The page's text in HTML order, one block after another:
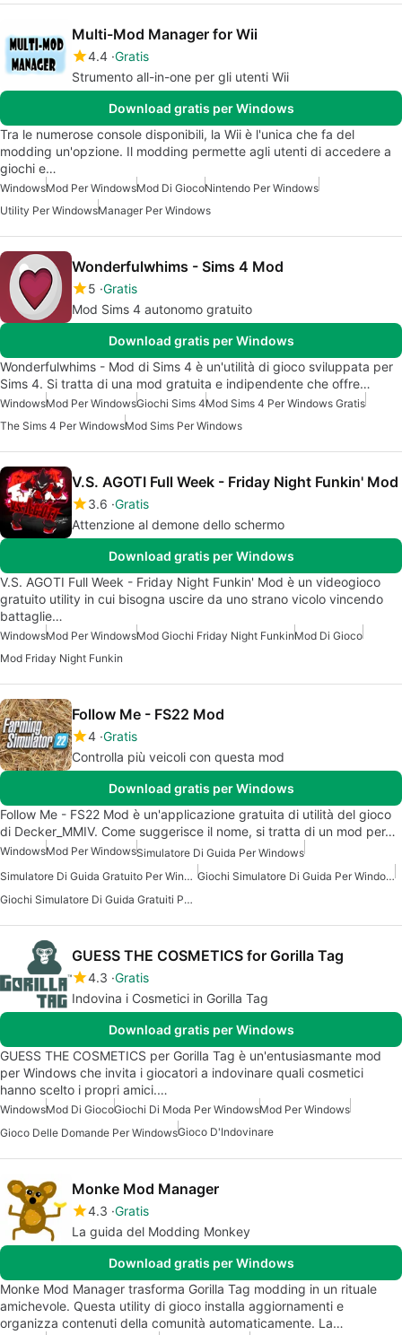
Multi-Mod Manager for Wii
4.4 Gratis
Strumento all-in-one per gli utenti Wii
Download gratis per Windows
Tra le numerose console disponibili, la Wii è l'unica che fa del
modding un'opzione. Il modding permette agli utenti di accedere a
giochi e…
WindowsMod Per WindowsMod Di GiocoNintendo Per Windows
Utility Per WindowsManager Per Windows
Wonderfulwhims - Sims 4 Mod
5 Gratis
Mod Sims 4 autonomo gratuito
Download gratis per Windows
Wonderfulwhims - Mod di Sims 4 è un'utilità di gioco sviluppata per
Sims 4. Si tratta di una mod gratuita e indipendente che offre…
WindowsMod Per WindowsGiochi Sims 4Mod Sims 4 Per Windows Gratis
The Sims 4 Per WindowsMod Sims Per Windows
V.S. AGOTI Full Week - Friday Night Funkin' Mod
3.6 Gratis
Attenzione al demone dello schermo
Download gratis per Windows
V.S. AGOTI Full Week - Friday Night Funkin' Mod è un videogioco
gratuito utility in cui bisogna uscire da uno strano vicolo vincendo
battaglie…
WindowsMod Per WindowsMod Giochi Friday Night FunkinMod Di Gioco
Mod Friday Night Funkin
Follow Me - FS22 Mod
4 Gratis
Controlla più veicoli con questa mod
Download gratis per Windows
Follow Me - FS22 Mod è un'applicazione gratuita di utilità del gioco
di Decker_MMIV. Come suggerisce il nome, si tratta di un mod per…
WindowsMod Per WindowsSimulatore Di Guida Per Windows
Simulatore Di Guida Gratuito Per Windows
Giochi Simulatore Di Guida Per Windows
Giochi Simulatore Di Guida Gratuiti Per Windows
GUESS THE COSMETICS for Gorilla Tag
4.3 Gratis
Indovina i Cosmetici in Gorilla Tag
Download gratis per Windows
GUESS THE COSMETICS per Gorilla Tag è un'entusiasmante mod
per Windows che invita i giocatori a indovinare quali cosmetici
hanno scelto i propri amici.…
WindowsMod Di GiocoGiochi Di Moda Per WindowsMod Per Windows
Gioco Delle Domande Per WindowsGioco D'Indovinare
Monke Mod Manager
4.3 Gratis
La guida del Modding Monkey
Download gratis per Windows
Monke Mod Manager trasforma Gorilla Tag modding in un rituale
amichevole. Questa utility di gioco installa aggiornamenti e
organizza contenuti della comunità automaticamente. La…